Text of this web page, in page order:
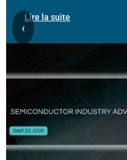
Lire la suite
‹